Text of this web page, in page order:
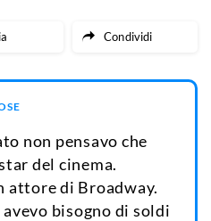
Condividi
non pensavo che
del cinema.
attore di Broadway.
bisogno di soldi